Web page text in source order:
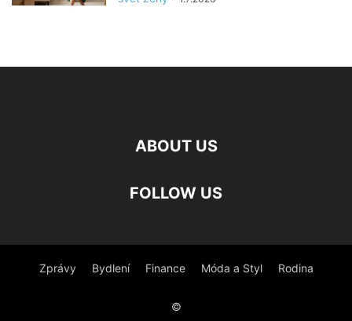
ABOUT US
FOLLOW US
Zprávy Bydlení Finance Móda a Styl Rodina
©